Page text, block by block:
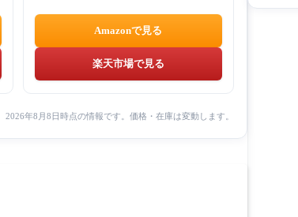
Amazonで見る
楽天市場で見る
2026年8月8日時点の情報です。価格・在庫は変動します。